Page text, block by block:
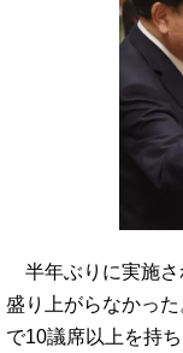
半年ぶりに実施さ
盛り上がらなかっ
で10議席以上を持